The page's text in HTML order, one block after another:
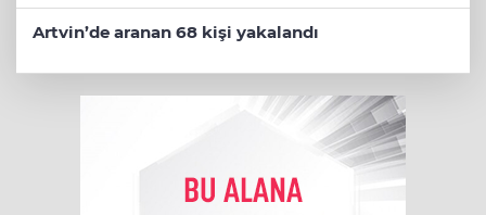
Artvin’de aranan 68 kişi yakalandı